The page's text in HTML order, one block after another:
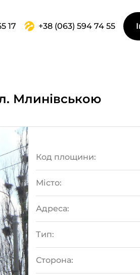
17 +38 (063) 594 74 55
Млинівською
Код площини:
Місто:
Адреса:
Тип:
Сторона: